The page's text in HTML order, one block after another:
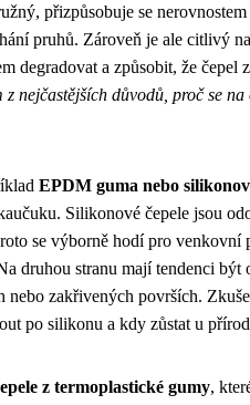
přizpůsobuje se
pruhů. Zároveň je ale citlivý
degradovat a způsobit, že čepel
nejčastějších důvodů, proč se
EPDM guma nebo
Silikonové čepele jsou
se výborně hodí pro venkovní
druhou stranu mají tendenci být
nebo zakřivených površích.
po silikonu a kdy zůstat u
z termoplastické gumy,